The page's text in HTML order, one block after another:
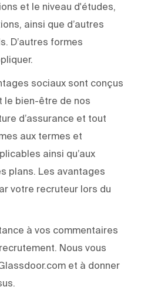
et le niveau d'études,
ainsi que d’autres
D’autres formes
sociaux sont conçus
le bien-être de nos
d’assurance et tout
aux termes et
ainsi qu’aux
plans. Les avantages
votre recruteur lors du
à vos commentaires
Nous vous
et à donner